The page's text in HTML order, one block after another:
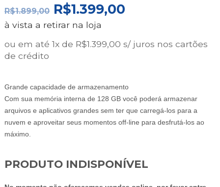
R$1.899,00 O
PREÇO
ORIGINAL
ERA:
R$1.399,00O
É:
à vista a retirar na loja
ou em até 1x de R$1.399,00 s/ juros nos cartões
de crédito
Grande capacidade de armazenamento
Com sua memória interna de 128 GB você poderá armazenar
arquivos e aplicativos grandes sem ter que carregá-los para a
nuvem e aproveitar seus momentos off-line para desfrutá-los ao
máximo.
PRODUTO INDISPONÍVEL